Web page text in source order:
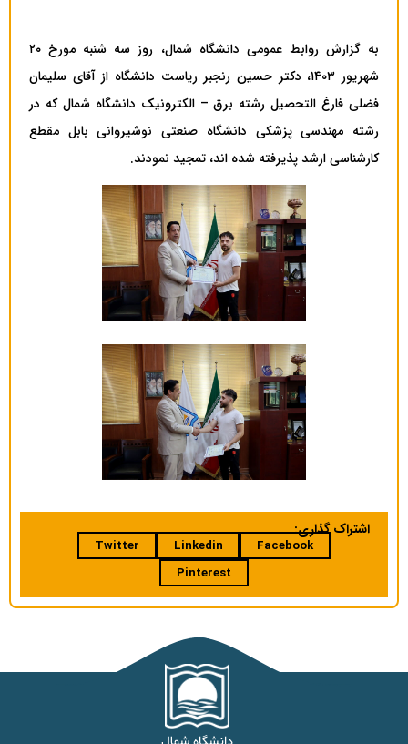
به گزارش روابط عمومی دانشگاه شمال، روز سه شنبه مورخ ۲۰
شهریور ۱۴۰۳، دکتر حسین رنجبر ریاست دانشگاه از آقای سلیمان
فضلی فارغ التحصیل رشته برق – الکترونیک دانشگاه شمال که در
رشته مهندسی پزشکی دانشگاه صنعتی نوشیروانی بابل مقطع
کارشناسی ارشد پذیرفته شده اند، تمجید نمودند.
اشتراک گذاری:
Facebook
Linkedin
Twitter
Pinterest